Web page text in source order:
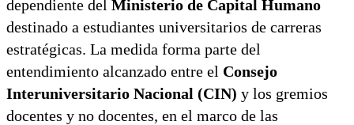
dependiente del Ministerio de Capital Humano
destinado a estudiantes universitarios de carreras
estratégicas. La medida forma parte del
entendimiento alcanzado entre el Consejo
Interuniversitario Nacional (CIN) y los gremios
docentes y no docentes, en el marco de las